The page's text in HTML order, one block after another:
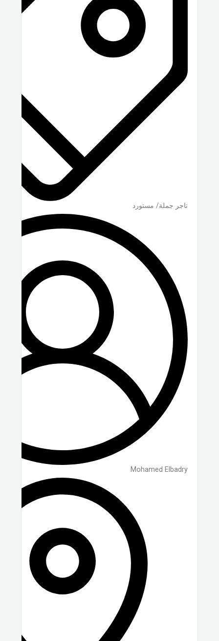
تاجر جملة/ مستورد
Mohamed Elbadry